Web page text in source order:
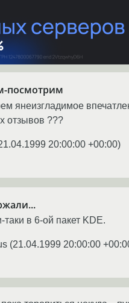
посмотрим
янеизгладимое
отзывов ???
20:00:00 +00:00)
таки в 6-ой пакет KDE.
(21.04.1999 20:00:00